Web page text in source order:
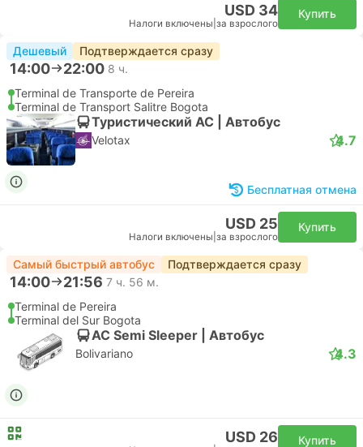
USD 34
Налоги включены за взрослого
Купить
Дешевый Подтверждается сразу
14:00 22:00 8 ч.
Terminal de Transporte de Pereira
Terminal de Transport Salitre Bogota
Туристический AC | Автобус
Velotax 4.7
Бесплатная отмена
USD 25
Налоги включены за взрослого
Купить
Самый быстрый автобус Подтверждается сразу
14:00 21:56 7 ч. 56 м.
Terminal de Pereira
Terminal del Sur Bogota
AC Semi Sleeper | Автобус
Bolivariano 4.3
USD 26 Купить